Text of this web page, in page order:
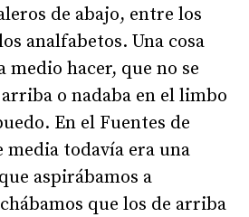
de abajo, entre los
analfabetos. Una cosa
hacer, que no se
o nadaba en el limbo
En el Fuentes de
media todavía era una
aspirábamos a
que los de arriba